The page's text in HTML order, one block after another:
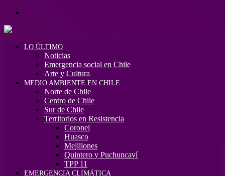
LO ÚLTIMO
Noticias
Emergencia social en Chile
Arte y Cultura
MEDIO AMBIENTE EN CHILE
Norte de Chile
Centro de Chile
Sur de Chile
Territorios en Resistencia
Coronel
Huasco
Mejillones
Quintero y Puchuncaví
TPP 11
EMERGENCIA CLIMÁTICA